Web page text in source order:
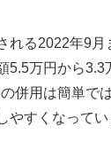
れる2022年9
5.5万円から
併用は簡単で
やすくなってい